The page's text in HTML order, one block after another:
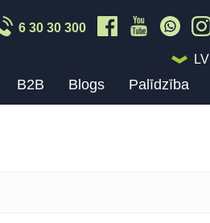
6 30 30 300
LV
B2B Blogs Palīdzība